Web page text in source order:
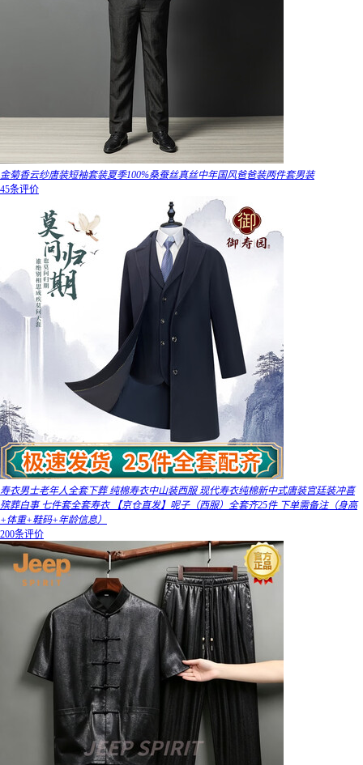
金菊香云纱唐装短袖套装夏季100%桑蚕丝真丝中年国风爸爸装两件套男装
45条评价
寿衣男士老年人全套下葬 纯棉寿衣中山装西服 现代寿衣纯棉新中式唐装宫廷装冲喜
殡葬白事 七件套全套寿衣 【京仓直发】呢子（西服）全套齐25件 下单需备注（身高
+体重+鞋码+年龄信息）
200条评价